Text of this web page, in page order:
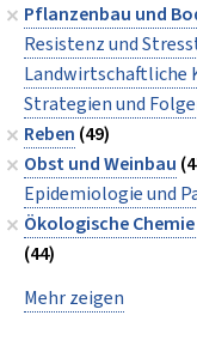
Pflanzenbau und
Resistenz und
Landwirtschaftliche
Strategien und
Reben (49)
Obst und Weinbau
Epidemiologie und
Ökologische
(44)
Mehr zeigen